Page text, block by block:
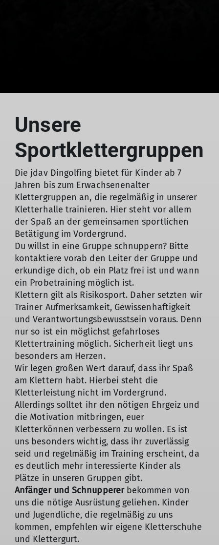
Unsere
Sportklettergruppen
Die jdav Dingolfing bietet für Kinder ab 7
Jahren bis zum Erwachsenenalter
Klettergruppen an, die regelmäßig in unserer
Kletterhalle trainieren. Hier steht vor allem
der Spaß an der gemeinsamen sportlichen
Betätigung im Vordergrund.
Du willst in eine Gruppe schnuppern? Bitte
kontaktiere vorab den Leiter der Gruppe und
erkundige dich, ob ein Platz frei ist und wann
ein Probetraining möglich ist.
Klettern gilt als Risikosport. Daher setzten wir
Trainer Aufmerksamkeit, Gewissenhaftigkeit
und Verantwortungsbewusstsein voraus. Denn
nur so ist ein möglichst gefahrloses
Klettertraining möglich. Sicherheit liegt uns
besonders am Herzen.
Wir legen großen Wert darauf, dass ihr Spaß
am Klettern habt. Hierbei steht die
Kletterleistung nicht im Vordergrund.
Allerdings solltet ihr den nötigen Ehrgeiz und
die Motivation mitbringen, euer
Kletterkönnen verbessern zu wollen. Es ist
uns besonders wichtig, dass ihr zuverlässig
seid und regelmäßig im Training erscheint, da
es deutlich mehr interessierte Kinder als
Plätze in unseren Gruppen gibt.
Anfänger und Schnuppererbekommen von
uns die nötige Ausrüstung geliehen. Kinder
und Jugendliche, die regelmäßig zu uns
kommen, empfehlen wir eigene Kletterschuhe
und Klettergurt.